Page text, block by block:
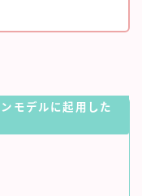
モデルに起用した